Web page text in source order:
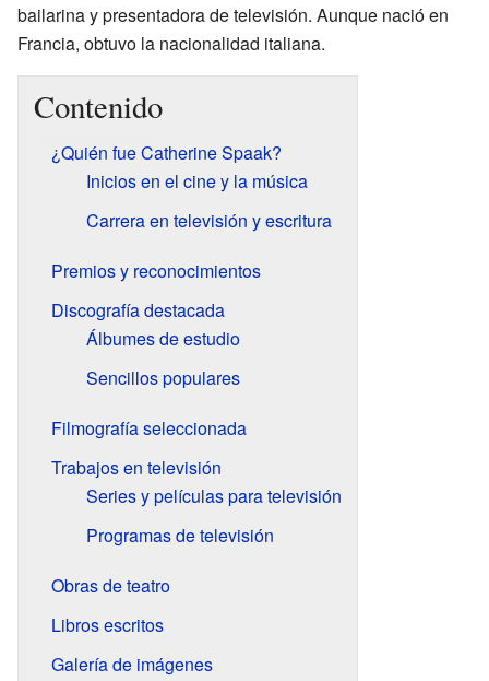
bailarina y presentadora de televisión. Aunque nació en
Francia, obtuvo la nacionalidad italiana.
Contenido
¿Quién fue Catherine Spaak?
Inicios en el cine y la música
Carrera en televisión y escritura
Premios y reconocimientos
Discografía destacada
Álbumes de estudio
Sencillos populares
Filmografía seleccionada
Trabajos en televisión
Series y películas para televisión
Programas de televisión
Obras de teatro
Libros escritos
Galería de imágenes